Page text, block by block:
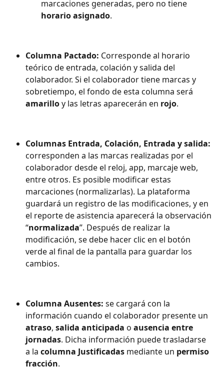
marcaciones generadas, pero no tiene
horario asignado.
Columna Pactado: Corresponde al horario
teórico de entrada, colación y salida del
colaborador. Si el colaborador tiene marcas y
sobretiempo, el fondo de esta columna será
amarillo y las letras aparecerán en rojo.
Columnas Entrada, Colación, Entrada y salida:
corresponden a las marcas realizadas por el
colaborador desde el reloj, app, marcaje web,
entre otros. Es posible modificar estas
marcaciones (normalizarlas). La plataforma
guardará un registro de las modificaciones, y en
el reporte de asistencia aparecerá la observación
“normalizada”. Después de realizar la
modificación, se debe hacer clic en el botón
verde al final de la pantalla para guardar los
cambios.
Columna Ausentes: se cargará con la
información cuando el colaborador presente un
atraso, salida anticipada o ausencia entre
jornadas. Dicha información puede trasladarse
a la columna Justificadas mediante un permiso
fracción.